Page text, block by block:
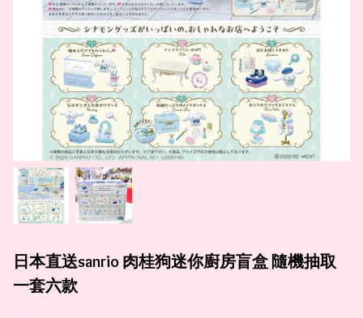
日本直送sanrio 肉桂狗迷你廚房盲盒 隨機抽取
一套六款